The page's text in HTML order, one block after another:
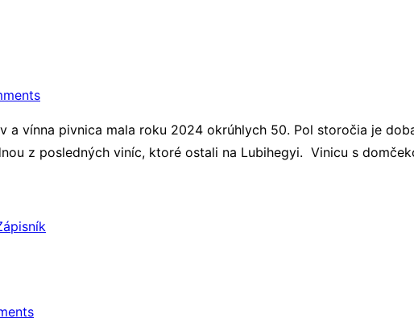
a vínna pivnica mala roku 2024 okrúhlych 50. Pol storočia je
z posledných viníc, ktoré ostali na Lubihegyi. Vinicu s